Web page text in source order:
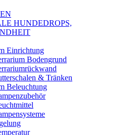
HUNDEDROPS,
Einrichtung
Bodengrund
& Tränken
Beleuchtung